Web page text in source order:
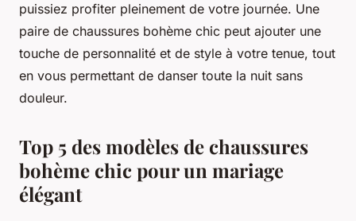
puissiez profiter pleinement de votre journée. Une
paire de chaussures bohème chic peut ajouter une
touche de personnalité et de style à votre tenue, tout
en vous permettant de danser toute la nuit sans
douleur.
Top 5 des modèles de chaussures
bohème chic pour un mariage
élégant